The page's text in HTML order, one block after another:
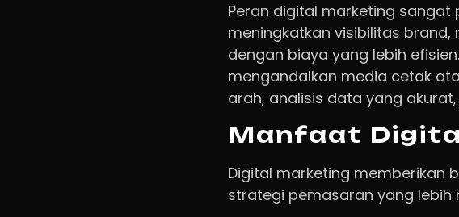
Peran digital marketing
meningkatkan visibilitas
dengan biaya yang lebih
mengandalkan media cetak
arah, analisis data yang
Manfaat
Digital marketing memberikan
strategi pemasaran yang lebih